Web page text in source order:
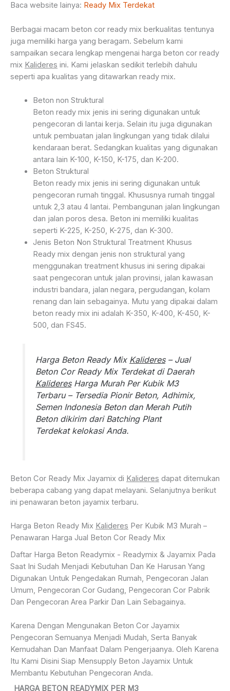
Baca website lainya: Ready Mix Terdekat
Berbagai macam beton cor ready mix berkualitas tentunya
juga memiliki harga yang beragam. Sebelum kami
sampaikan secara lengkap mengenai harga beton cor ready
mix Kalideres ini. Kami jelaskan sedikit terlebih dahulu
seperti apa kualitas yang ditawarkan ready mix.
Beton non Struktural
Beton ready mix jenis ini sering digunakan untuk
pengecoran di lantai kerja. Selain itu juga digunakan
untuk pembuatan jalan lingkungan yang tidak dilalui
kendaraan berat. Sedangkan kualitas yang digunakan
antara lain K-100, K-150, K-175, dan K-200.
Beton Struktural
Beton ready mix jenis ini sering digunakan untuk
pengecoran rumah tinggal. Khususnya rumah tinggal
untuk 2,3 atau 4 lantai. Pembangunan jalan lingkungan
dan jalan poros desa. Beton ini memiliki kualitas
seperti K-225, K-250, K-275, dan K-300.
Jenis Beton Non Struktural Treatment Khusus
Ready mix dengan jenis non struktural yang
menggunakan treatment khusus ini sering dipakai
saat pengecoran untuk jalan provinsi, jalan kawasan
industri bandara, jalan negara, pergudangan, kolam
renang dan lain sebagainya. Mutu yang dipakai dalam
beton ready mix ini adalah K-350, K-400, K-450, K-
500, dan FS45.
Harga Beton Ready Mix Kalideres– Jual
Beton Cor Ready Mix Terdekat di Daerah
KalideresHarga Murah Per Kubik M3
Terbaru – Tersedia Pionir Beton, Adhimix,
Semen Indonesia Beton dan Merah Putih
Beton dikirim dari Batching Plant
Terdekat kelokasi Anda.
Beton Cor Ready Mix Jayamix di Kalideres dapat ditemukan
beberapa cabang yang dapat melayani. Selanjutnya berikut
ini penawaran beton jayamix terbaru.
Harga Beton Ready Mix Kalideres Per Kubik M3 Murah –
Penawaran Harga Jual Beton Cor Ready Mix
Daftar Harga Beton Readymix - Readymix & Jayamix Pada
Saat Ini Sudah Menjadi Kebutuhan Dan Ke Harusan Yang
Digunakan Untuk Pengedakan Rumah, Pengecoran Jalan
Umum, Pengecoran Cor Gudang, Pengecoran Cor Pabrik
Dan Pengecoran Area Parkir Dan Lain Sebagainya.
Karena Dengan Mengunakan Beton Cor Jayamix
Pengecoran Semuanya Menjadi Mudah, Serta Banyak
Kemudahan Dan Manfaat Dalam Pengerjaanya. Oleh Karena
Itu Kami Disini Siap Mensupply Beton Jayamix Untuk
Membantu Kebutuhan Pengecoran Anda.
HARGA BETON READYMIX PER M3